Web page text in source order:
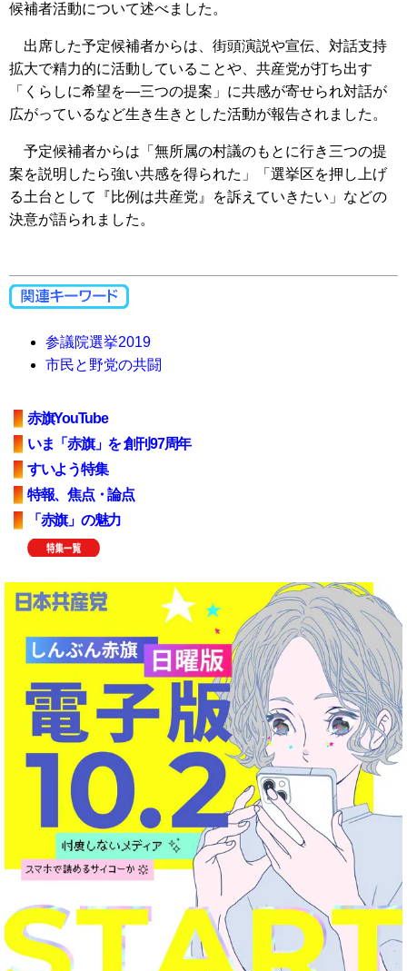
候補者活動について述べました。
出席した予定候補者からは、街頭演説や宣伝、対話支持
拡大で精力的に活動していることや、共産党が打ち出す
「くらしに希望を―三つの提案」に共感が寄せられ対話が
広がっているなど生き生きとした活動が報告されました。
予定候補者からは「無所属の村議のもとに行き三つの提
案を説明したら強い共感を得られた」「選挙区を押し上げ
る土台として『比例は共産党』を訴えていきたい」などの
決意が語られました。
参議院選挙2019
市民と野党の共闘
赤旗YouTube
いま「赤旗」を 創刊97周年
すいよう特集
特報、焦点・論点
「赤旗」の魅力